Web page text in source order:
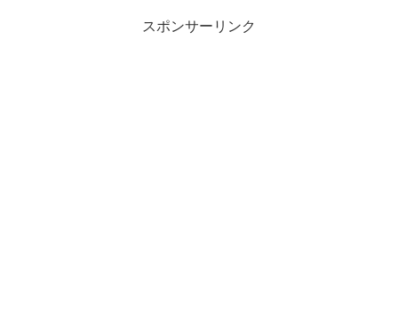
スポンサーリンク